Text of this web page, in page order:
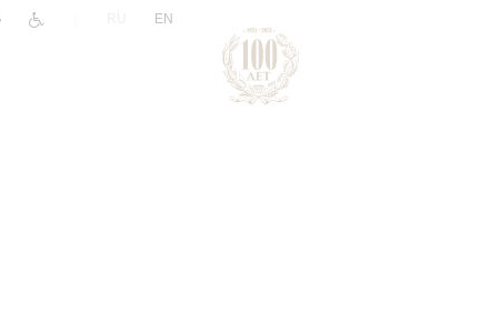
EN